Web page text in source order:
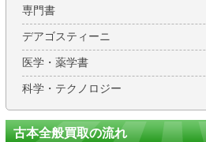
専門書
デアゴスティーニ
医学・薬学書
科学・テクノロジー
古本全般買取の流れ